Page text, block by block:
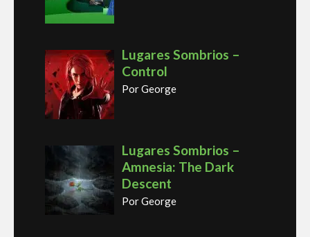
Lugares Sombrios –
Control
Por George
Lugares Sombrios –
Amnesia: The Dark
Descent
Por George